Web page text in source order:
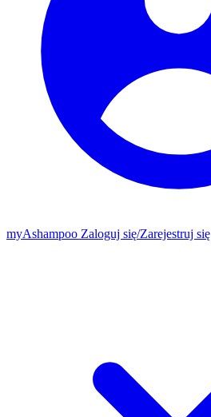
myAshampoo Zaloguj się/Zarejestruj się